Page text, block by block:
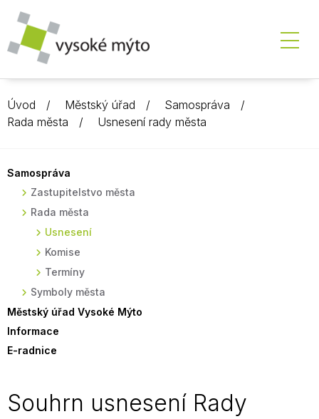
Úvod Městský úřad
Samospráva
Rada města
Usnesení rady města
Samospráva
Zastupitelstvo města
Rada města
Usnesení
Komise
Termíny
Symboly města
Městský úřad Vysoké Mýto
Informace
E-radnice
Souhrn usnesení Rady